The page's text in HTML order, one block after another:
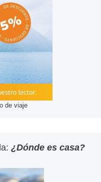
de viaje
¿Dónde es casa?